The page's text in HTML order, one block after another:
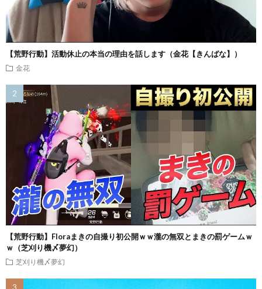
【荒野行動】活動休止の本当の理由を話します（金花【きんばな】）
金花
【荒野行動】Floraまきの自撮り初公開ｗｗ瀧の無双とまきの罰ゲームｗ
ｗ（芝刈り機〆夢幻）
芝刈り機〆夢幻